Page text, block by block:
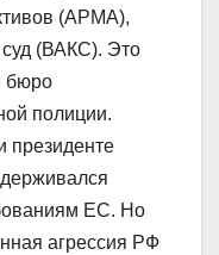
(АРМА),
(ВАКС). Это
бюро
полиции.
президенте
ЕС. Но
агрессия РФ